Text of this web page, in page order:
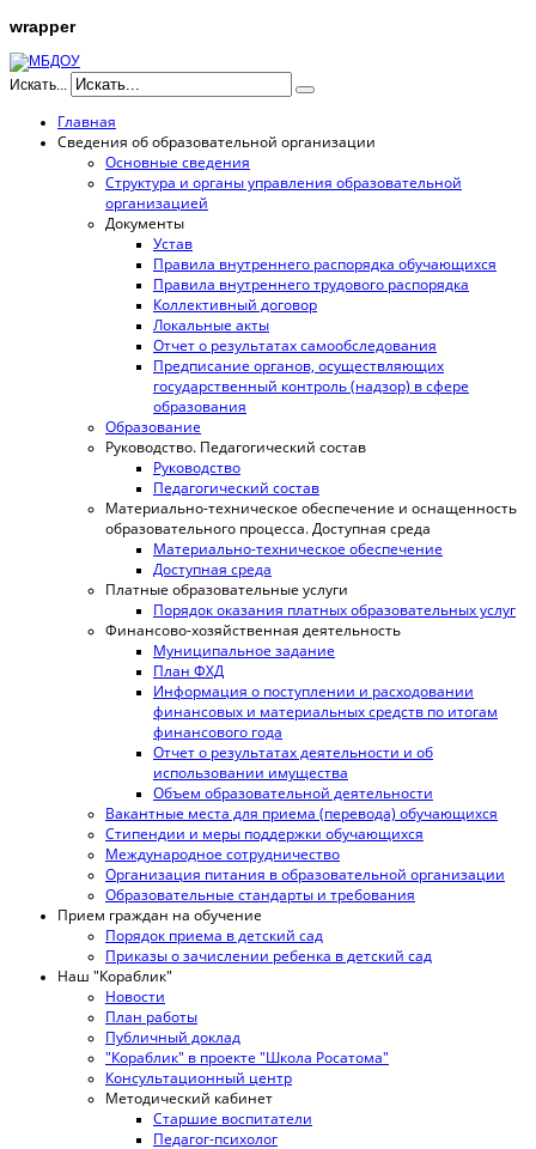
wrapper
Искать...
Главная
Сведения об образовательной организации
Основные сведения
Структура и органы управления образовательной
организацией
Документы
Устав
Правила внутреннего распорядка обучающихся
Правила внутреннего трудового распорядка
Коллективный договор
Локальные акты
Отчет о результатах самообследования
Предписание органов, осуществляющих
государственный контроль (надзор) в сфере
образования
Образование
Руководство. Педагогический состав
Руководство
Педагогический состав
Материально-техническое обеспечение и оснащенность
образовательного процесса. Доступная среда
Материально-техническое обеспечение
Доступная среда
Платные образовательные услуги
Порядок оказания платных образовательных услуг
Финансово-хозяйственная деятельность
Муниципальное задание
План ФХД
Информация о поступлении и расходовании
финансовых и материальных средств по итогам
финансового года
Отчет о результатах деятельности и об
использовании имущества
Объем образовательной деятельности
Вакантные места для приема (перевода) обучающихся
Стипендии и меры поддержки обучающихся
Международное сотрудничество
Организация питания в образовательной организации
Образовательные стандарты и требования
Прием граждан на обучение
Порядок приема в детский сад
Приказы о зачислении ребенка в детский сад
Наш "Кораблик"
Новости
План работы
Публичный доклад
"Кораблик" в проекте "Школа Росатома"
Консультационный центр
Методический кабинет
Старшие воспитатели
Педагог-психолог